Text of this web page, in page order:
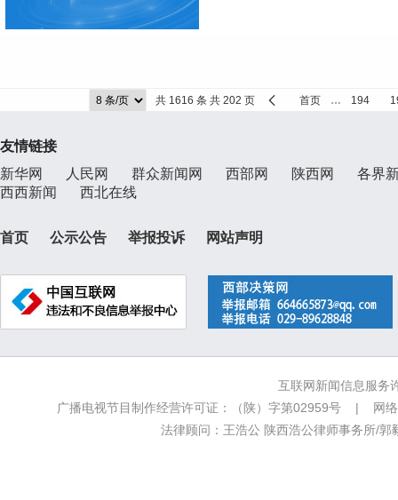
共 1616 条 共 202 页 首页 … 194
友情链接
新华网
人民网 群众新闻网 西部网 陕西网
各界
西西新闻
西北在线
首页 公示公告 举报投诉 网站声明
互联网新闻信息服
广播电视节目制作经营许可证：（陕）字第02959号 |
法律顾问：王浩公 陕西浩公律师事务